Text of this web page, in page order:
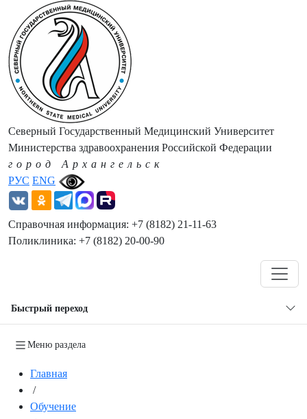
РУС ENG
Северный Государственный Медицинский Университет
Министерства здравоохранения Российской Федерации
город Архангельск
Справочная информация: +7 (8182) 21-11-63
Поликлиника: +7 (8182) 20-00-90
Быстрый переход
Меню раздела
Главная
/
Обучение